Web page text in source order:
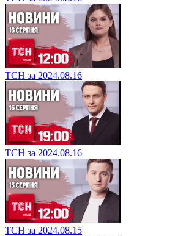
ТСН за 2024.08.16
ТСН за 2024.08.16
ТСН за 2024.08.15